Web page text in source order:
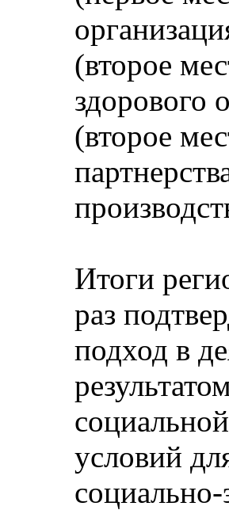
(второе
здорового
(второе
Итоги
раз
подход в
условий